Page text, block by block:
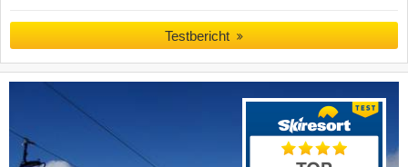
Testbericht